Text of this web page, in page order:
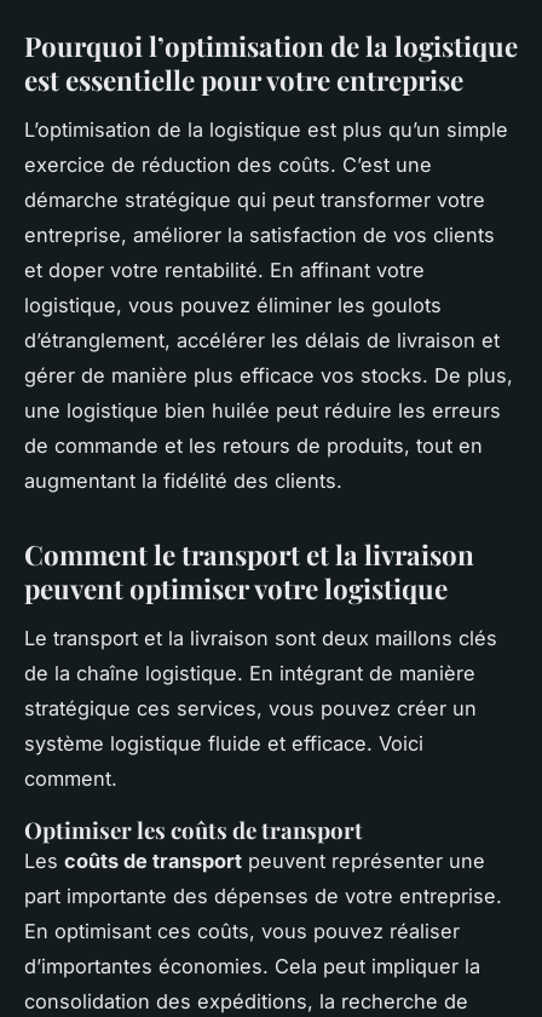
Pourquoi l’optimisation de la logistique
est essentielle pour votre entreprise
L’optimisation de la logistique est plus qu’un simple
exercice de réduction des coûts. C’est une
démarche stratégique qui peut transformer votre
entreprise, améliorer la satisfaction de vos clients
et doper votre rentabilité. En affinant votre
logistique, vous pouvez éliminer les goulots
d’étranglement, accélérer les délais de livraison et
gérer de manière plus efficace vos stocks. De plus,
une logistique bien huilée peut réduire les erreurs
de commande et les retours de produits, tout en
augmentant la fidélité des clients.
Comment le transport et la livraison
peuvent optimiser votre logistique
Le transport et la livraison sont deux maillons clés
de la chaîne logistique. En intégrant de manière
stratégique ces services, vous pouvez créer un
système logistique fluide et efficace. Voici
comment.
Optimiser les coûts de transport
Les coûts de transport peuvent représenter une
part importante des dépenses de votre entreprise.
En optimisant ces coûts, vous pouvez réaliser
d’importantes économies. Cela peut impliquer la
consolidation des expéditions, la recherche de